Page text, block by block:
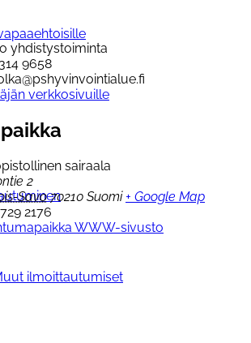
ilmoittautumiset
yhdistystoiminta
9658
verkkosivuille
sairaala
2
Savo 70210 Suomi + Google Map
2176
WWW-sivusto